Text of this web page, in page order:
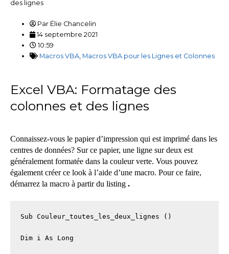
des lignes
Par Élie Chancelin
14 septembre 2021
10:59
Macros VBA, Macros VBA pour les Lignes et Colonnes
Excel VBA: Formatage des
colonnes et des lignes
Connaissez-vous le papier d’impression qui est imprimé dans les
centres de données? Sur ce papier, une ligne sur deux est
généralement formatée dans la couleur verte. Vous pouvez
également créer ce look à l’aide d’une macro. Pour ce faire,
démarrez la macro à partir du listing .
Sub Couleur_toutes_les_deux_lignes ()
Dim i As Long